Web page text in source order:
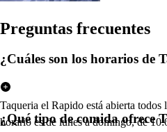
Preguntas frecuentes
¿Cuáles son los horarios de
Taqueria el Rapido está abierta todos
horario es de lunes a domingo, de
¿Qué tipo de comida ofrece